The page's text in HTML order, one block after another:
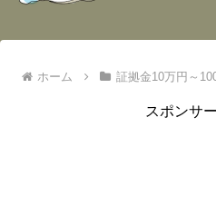
ホーム 証拠金10万円～
スポンサ